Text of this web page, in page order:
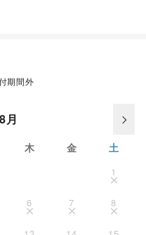
期間外
月
木 金 土
1
6 7 8